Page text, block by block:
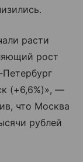
расти
рост
(+6,6%)», —
что Москва
рублей